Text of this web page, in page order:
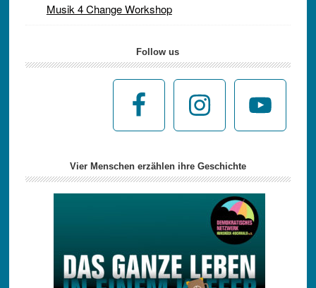
Musik 4 Change Workshop
Follow us
Vier Menschen erzählen ihre Geschichte